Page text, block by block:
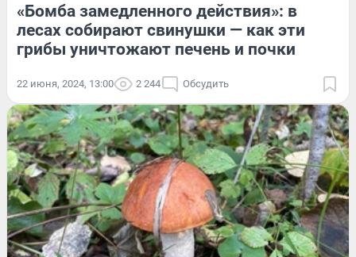
«Бомба замедленного действия»: в
лесах собирают свинушки — как эти
грибы уничтожают печень и почки
22 июня, 2024, 13:00 2 244 Обсудить